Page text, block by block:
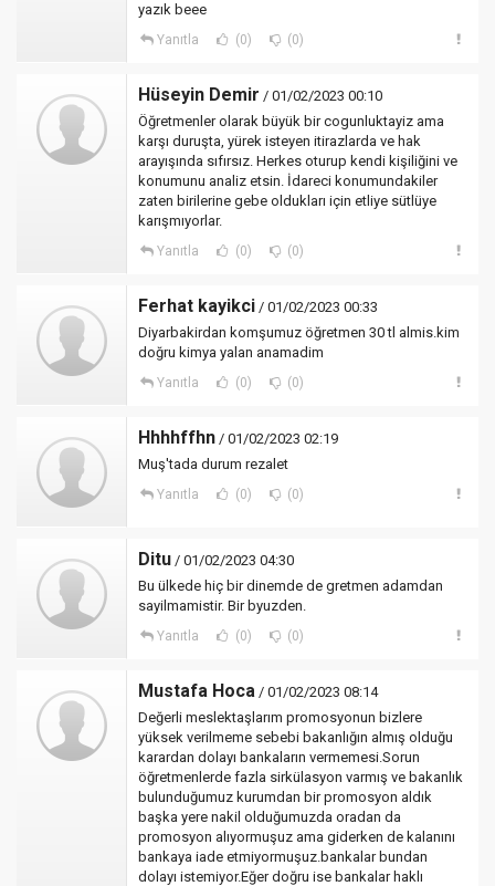
yazık beee
Yanıtla (0) (0)
Hüseyin Demir / 01/02/2023 00:10
Öğretmenler olarak büyük bir cogunluktayiz ama
karşı duruşta, yürek isteyen itirazlarda ve hak
arayışında sıfırsız. Herkes oturup kendi kişiliğini ve
konumunu analiz etsin. İdareci konumundakiler
zaten birilerine gebe oldukları için etliye sütlüye
karışmıyorlar.
Yanıtla (0) (0)
Ferhat kayikci / 01/02/2023 00:33
Diyarbakirdan komşumuz öğretmen 30 tl almis.kim
doğru kimya yalan anamadim
Yanıtla (0) (0)
Hhhhffhn / 01/02/2023 02:19
Muş'tada durum rezalet
Yanıtla (0) (0)
Ditu / 01/02/2023 04:30
Bu ülkede hiç bir dinemde de gretmen adamdan
sayilmamistir. Bir byuzden.
Yanıtla (0) (0)
Mustafa Hoca / 01/02/2023 08:14
Değerli meslektaşlarım promosyonun bizlere
yüksek verilmeme sebebi bakanlığın almış olduğu
karardan dolayı bankaların vermemesi.Sorun
öğretmenlerde fazla sirkülasyon varmış ve bakanlık
bulunduğumuz kurumdan bir promosyon aldık
başka yere nakil olduğumuzda oradan da
promosyon alıyormuşuz ama giderken de kalanını
bankaya iade etmiyormuşuz.bankalar bundan
dolayı istemiyor.Eğer doğru ise bankalar haklı